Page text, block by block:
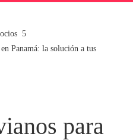
Panamá: la solución a tus
para